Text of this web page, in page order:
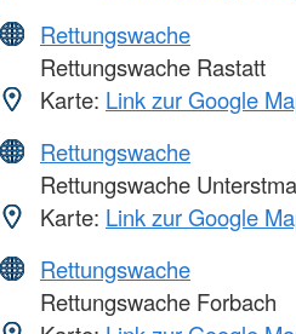
Rettungswache
Rettungswache Rastatt
Karte: Link zur Google
Rettungswache
Rettungswache
Karte: Link zur Google
Rettungswache
Rettungswache Forbach